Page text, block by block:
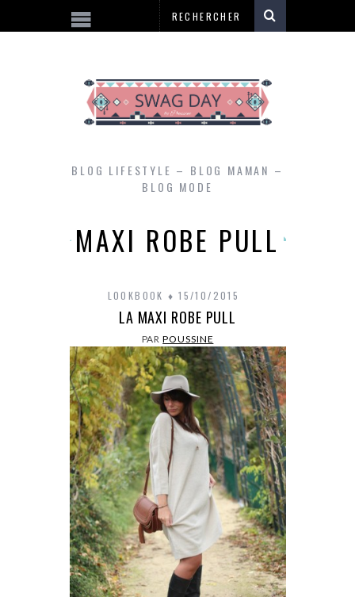
BLOG LIFESTYLE – BLOG MAMAN –
BLOG MODE
MAXI ROBE PULL
LOOKBOOK 15/10/2015
LA MAXI ROBE PULL
PARPOUSSINE